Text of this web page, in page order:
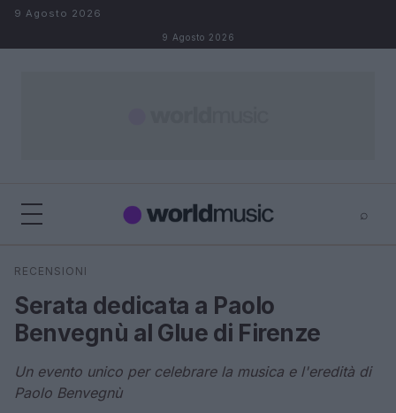
Salta al contenuto
9 Agosto 2026
9 Agosto 2026
⌕
Cerca
RECENSIONI
Serata dedicata a Paolo
Benvegnù al Glue di Firenze
Un evento unico per celebrare la musica e l'eredità di
Paolo Benvegnù